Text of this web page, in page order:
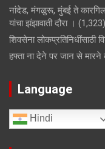
नांदेड, मंगळुरू, मुंबई ते
यांचा झंझावाती दौरा । (1,323)
शिवसेना लोकप्रतिनिधींसाठी
हफ्ता ना देने पर जान से मारने
Language
Hindi